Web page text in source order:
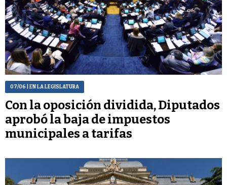
07/06 | EN LA LEGISLATURA
Con la oposición dividida, Diputados
aprobó la baja de impuestos
municipales a tarifas